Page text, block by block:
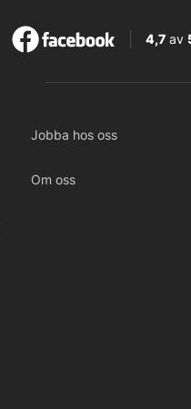
4,7av
Jobba hos oss
Om oss